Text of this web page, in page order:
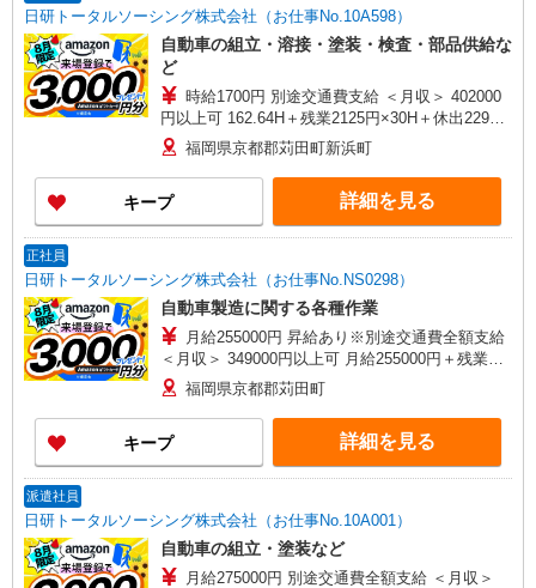
日研トータルソーシング株式会社（お仕事No.10A598）
自動車の組立・溶接・塗装・検査・部品供給な
ど
時給1700円 別途交通費支給 ＜月収＞ 402000
円以上可 162.64H＋残業2125円×30H＋休出2295
円×16H＋深夜425円×60H
福岡県京都郡苅田町新浜町
キープ 詳細を見る
正社員
日研トータルソーシング株式会社（お仕事No.NS0298）
自動車製造に関する各種作業
月給255000円 昇給あり※別途交通費全額支給
＜月収＞ 349000円以上可 月給255000円＋残業
1960円×20H＋休出1960円×16H＋深夜392円×60H
福岡県京都郡苅田町
キープ 詳細を見る
派遣社員
日研トータルソーシング株式会社（お仕事No.10A001）
自動車の組立・塗装など
月給275000円 別途交通費全額支給 ＜月収＞